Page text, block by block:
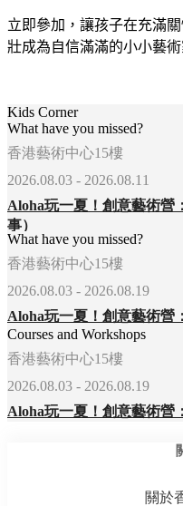
立即參加，讓孩子在充滿
壯成為自信滿滿的小小藝術
Kids Corner
What have you missed?
香港藝術中心15樓
2026.08.03 - 2026.08.11
Aloha玩一夏！創意藝術營
What have you missed?
香港藝術中心15樓
2026.08.03 - 2026.08.19
Aloha玩一夏！創意藝術營
Courses and Workshops
香港藝術中心15樓
2026.08.03 - 2026.08.19
Aloha玩一夏！創意藝術營
關於